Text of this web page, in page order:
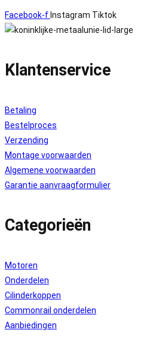
Facebook-f Instagram Tiktok
Klantenservice
Betaling
Bestelproces
Verzending
Montage voorwaarden
Algemene voorwaarden
Garantie aanvraagformulier
Categorieën
Motoren
Onderdelen
Cilinderkoppen
Commonrail onderdelen
Aanbiedingen